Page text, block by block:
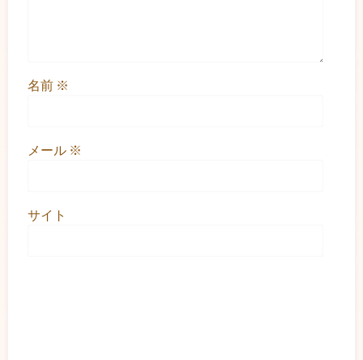
名前 ※
メール ※
サイト